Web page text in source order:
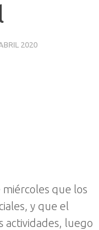
2020
miércoles que los
y que el
actividades, luego